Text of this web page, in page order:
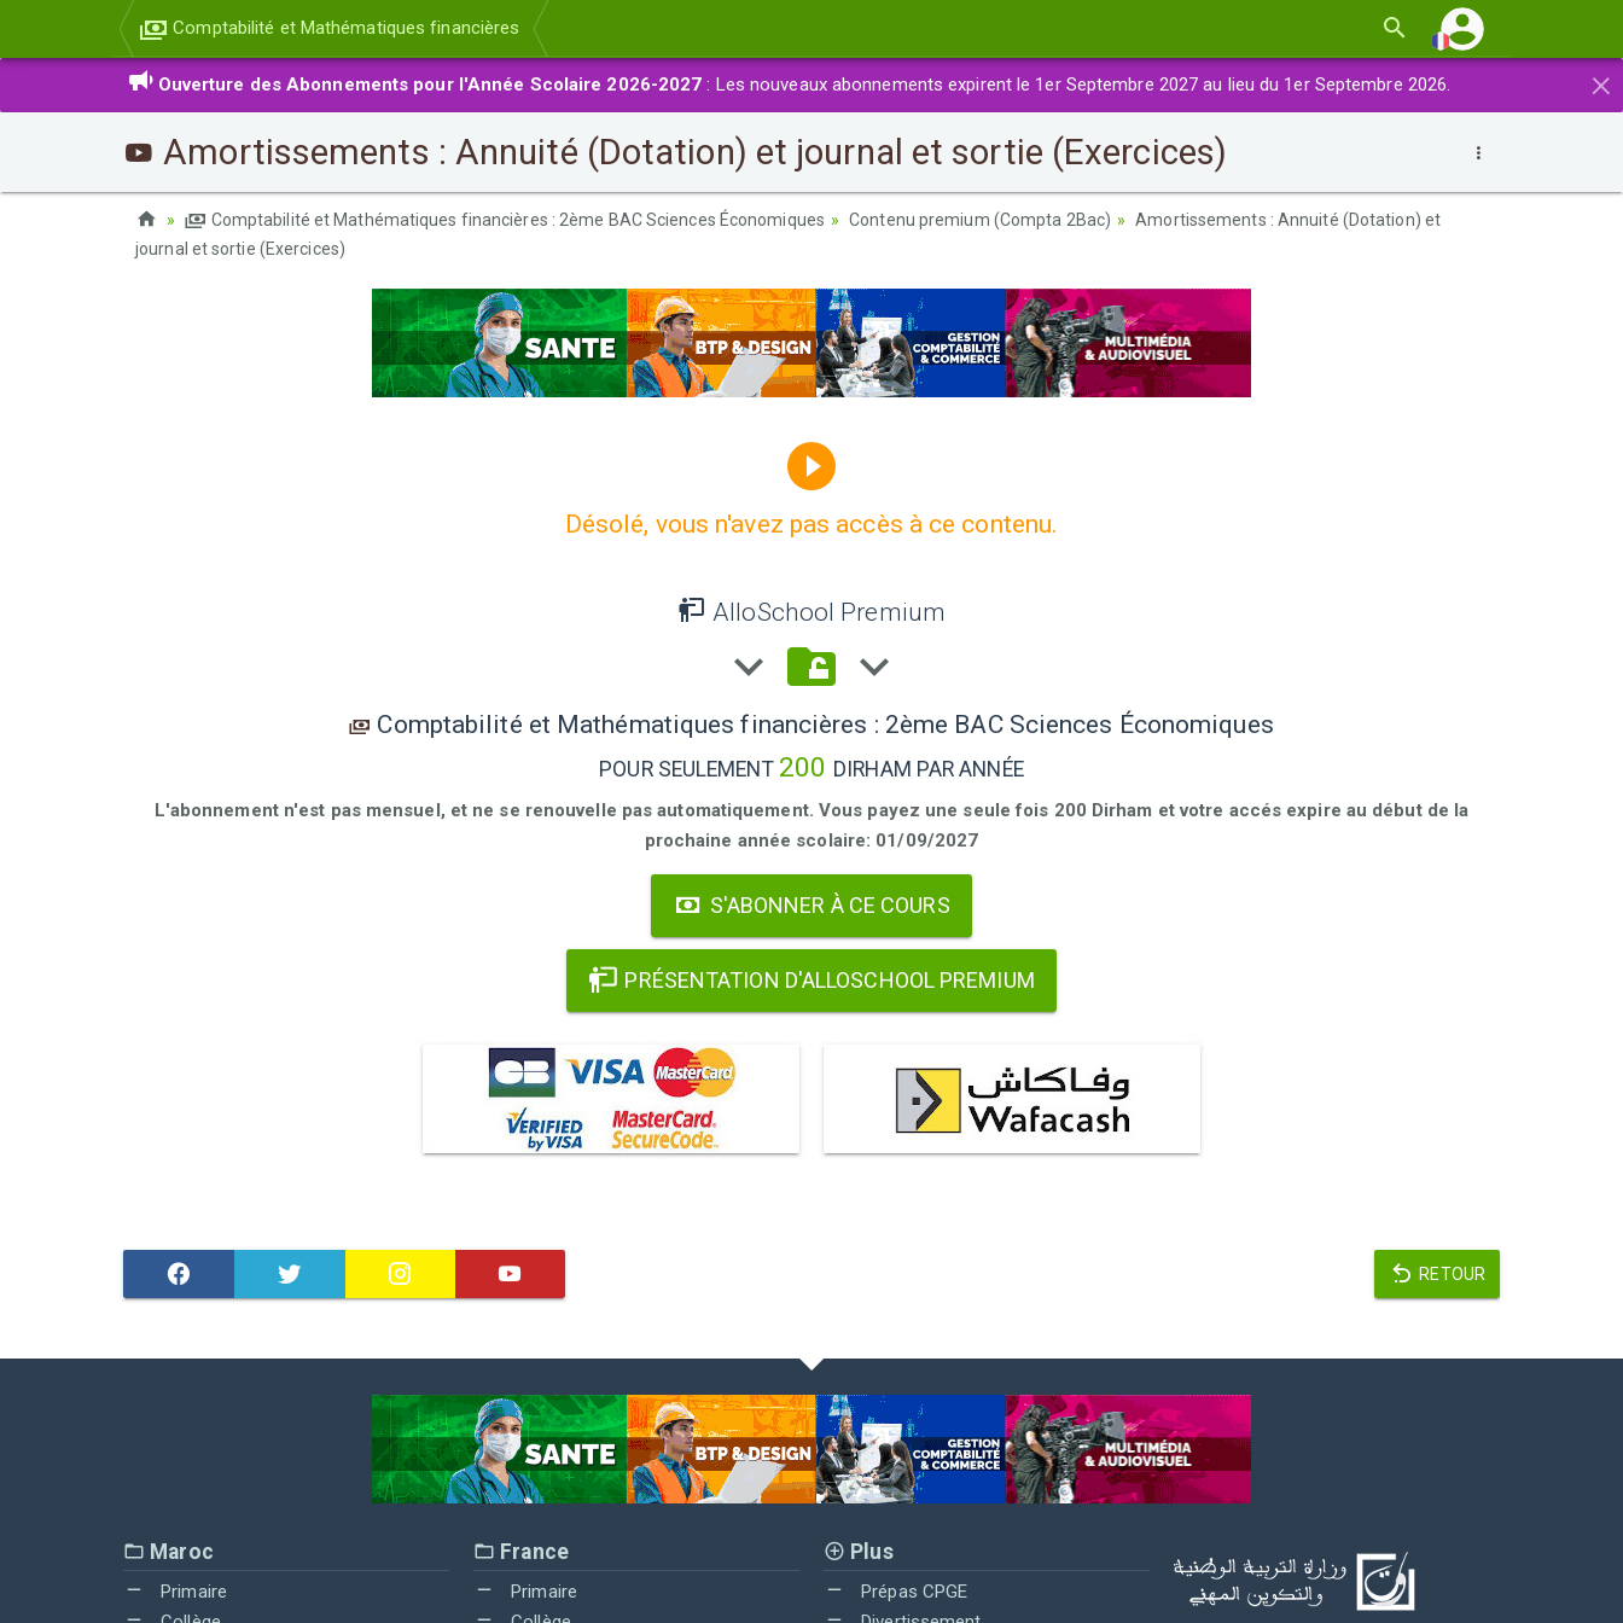
Comptabilité et Mathématiques financières
×
Ouverture des Abonnements pour l'Année Scolaire 2026-2027 : Les nouveaux abonnements expirent le 1er Septembre 2027 au lieu du 1er Septembre 2026.
Amortissements : Annuité (Dotation) et journal et sortie (Exercices)
Comptabilité et Mathématiques financières : 2ème BAC Sciences Économiques Contenu premium (Compta 2Bac)
Amortissements : Annuité (Dotation) et
journal et sortie (Exercices)
Désolé, vous n'avez pas accès à ce contenu.
AlloSchool Premium
Comptabilité et Mathématiques financières : 2ème BAC Sciences Économiques
POUR SEULEMENT 200 DIRHAM PAR ANNÉE
L'abonnement n'est pas mensuel, et ne se renouvelle pas automatiquement. Vous payez une seule fois 200 Dirham et votre accés expire au début de la
prochaine année scolaire: 01/09/2027
S'ABONNER À CE COURS
PRÉSENTATION D'ALLOSCHOOL PREMIUM
RETOUR
Maroc
Primaire
France
Primaire
Plus
Prépas CPGE